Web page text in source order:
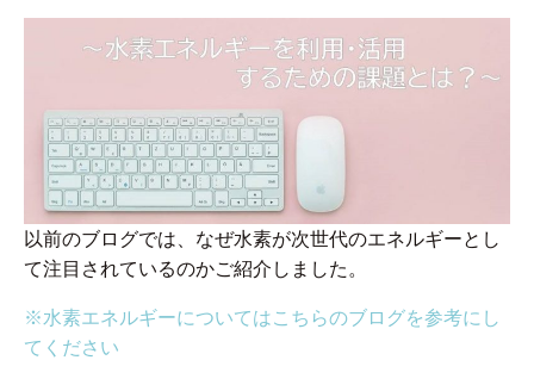
以前のブログでは、なぜ水素が次世代のエネルギーとし
て注目されているのかご紹介しました。
※水素エネルギーについてはこちらのブログを参考にし
てください